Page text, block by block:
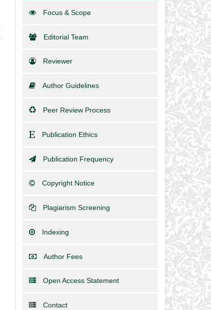
Focus & Scope
Editorial Team
Reviewer
Author Guidelines
Peer Review Process
Publication Ethics
Publication Frequency
Copyright Notice
Plagiarism Screening
Indexing
Author Fees
Open Access Statement
Contact